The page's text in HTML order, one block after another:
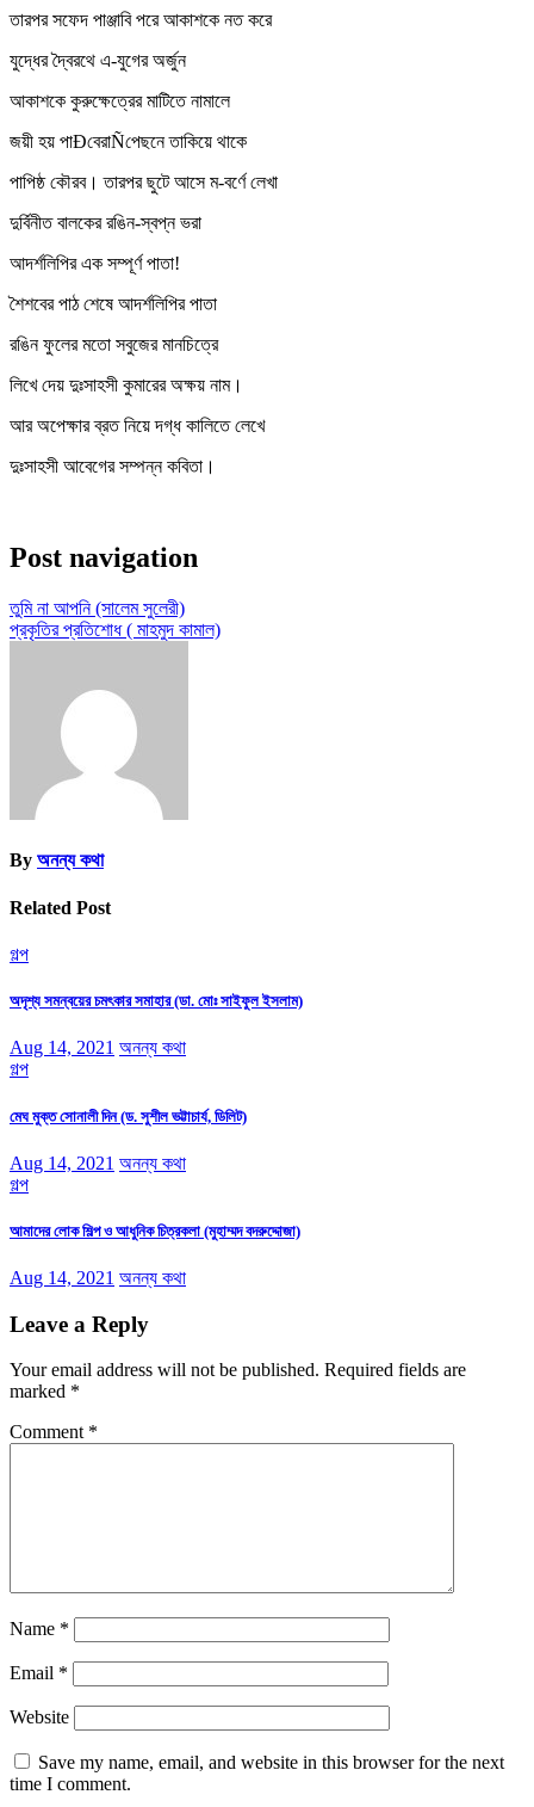
তারপর সফেদ পাঞ্জাবি পরে আকাশকে নত করে
যুদ্ধের দ্বৈরথে এ-যুগের অর্জুন
আকাশকে কুরুক্ষেত্রের মাটিতে নামালে
জয়ী হয় পাÐবেরাÑপেছনে তাকিয়ে থাকে
পাপিষ্ঠ কৌরব। তারপর ছুটে আসে ম-বর্ণে লেখা
দুর্বিনীত বালকের রঙিন-স্বপ্ন ভরা
আদর্শলিপির এক সম্পূর্ণ পাতা!
শৈশবের পাঠ শেষে আদর্শলিপির পাতা
রঙিন ফুলের মতো সবুজের মানচিত্রে
লিখে দেয় দুঃসাহসী কুমারের অক্ষয় নাম।
আর অপেক্ষার ব্রত নিয়ে দগ্ধ কালিতে লেখে
দুঃসাহসী আবেগের সম্পন্ন কবিতা।
Post navigation
তুমি না আপনি (সালেম সুলেরী)
প্রকৃতির প্রতিশোধ ( মাহমুদ কামাল)
By অনন্য কথা
Related Post
গল্প
অদৃশ্য সমন্বয়ের চমৎকার সমাহার (ডা. মোঃ সাইফুল ইসলাম)
Aug 14, 2021 অনন্য কথা
গল্প
মেঘ মুক্ত সোনালী দিন (ড. সুশীল ভট্টাচার্য, ডিলিট)
Aug 14, 2021 অনন্য কথা
গল্প
আমাদের লোক শিল্প ও আধুনিক চিত্রকলা (মুহাম্মদ বদরুদ্দোজা)
Aug 14, 2021 অনন্য কথা
Leave a Reply
Your email address will not be published. Required fields are
marked *
Comment *
Name *
Email *
Website
Save my name, email, and website in this browser for the next
time I comment.